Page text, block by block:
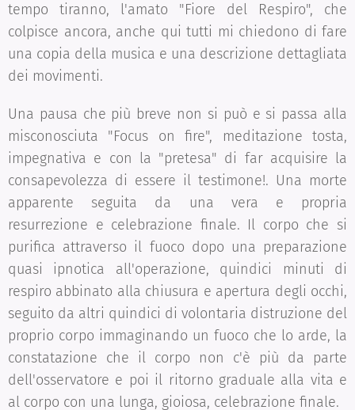
tempo tiranno, l'amato "Fiore del Respiro", che
colpisce ancora, anche qui tutti mi chiedono di fare
una copia della musica e una descrizione dettagliata
dei movimenti.
Una pausa che più breve non si può e si passa alla
misconosciuta "Focus on fire", meditazione tosta,
impegnativa e con la "pretesa" di far acquisire la
consapevolezza di essere il testimone!. Una morte
apparente seguita da una vera e propria
resurrezione e celebrazione finale. Il corpo che si
purifica attraverso il fuoco dopo una preparazione
quasi ipnotica all'operazione, quindici minuti di
respiro abbinato alla chiusura e apertura degli occhi,
seguito da altri quindici di volontaria distruzione del
proprio corpo immaginando un fuoco che lo arde, la
constatazione che il corpo non c'è più da parte
dell'osservatore e poi il ritorno graduale alla vita e
al corpo con una lunga, gioiosa, celebrazione finale.